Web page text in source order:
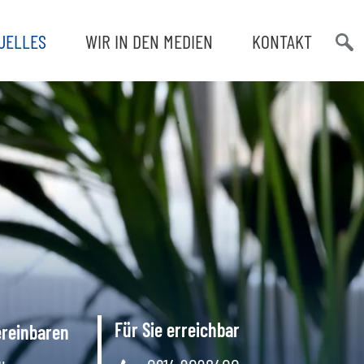
WIR IN DEN MEDIEN KONTAKT
Für Sie erreichbar